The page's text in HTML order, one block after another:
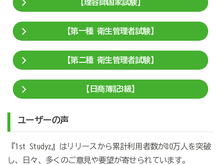
【理容師国家試験】
【第一種 衛生管理者試験】
【第二種 衛生管理者試験】
【日商簿記3級】
ユーザーの声
『1st Studyz』はリリースから累計利用者数が80万人を突破
し、日々、多くのご意見や要望が寄せられています。